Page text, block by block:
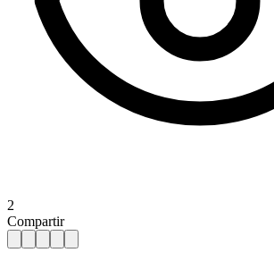
2
Compartir